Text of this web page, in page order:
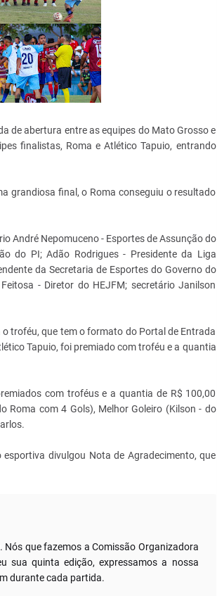
de abertura entre as equipes do Mato Grosso e
finalistas, Roma e Atlético Tapuio, entrando
grandiosa final, o Roma conseguiu o resultado
André Nepomuceno - Esportes de Assunção do
do PI; Adão Rodrigues - Presidente da Liga
da Secretaria de Esportes do Governo do
- Diretor do HEJFM; secretário Janilson
troféu, que tem o formato do Portal de Entrada
Tapuio, foi premiado com troféu e a quantia
com troféus e a quantia de R$ 100,00
Roma com 4 Gols), Melhor Goleiro (Kilson - do
divulgou Nota de Agradecimento, que
que fazemos a Comissão Organizadora
sua quinta edição, expressamos a nossa
durante cada partida.